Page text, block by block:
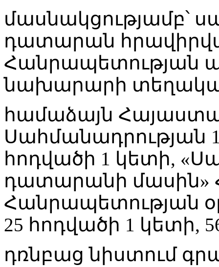
մասնակցությամբ՝
դատարան
Հանրապետության
նախարարի տեղակալ
համաձայն
Սահմանադրության
հոդվածի 1 կետի,
դատարանի մասին»
Հանրապետության
25 հոդվածի 1 կետի,
դռնբաց նիստում